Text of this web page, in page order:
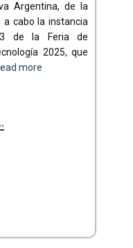
Argentina, de la
a cabo la instancia
3 de la Feria de
2025, que
more